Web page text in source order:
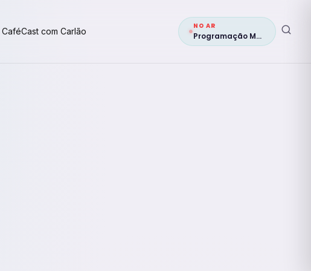
CaféCast com Carlão
NO AR
Programação Musical 1ª edição